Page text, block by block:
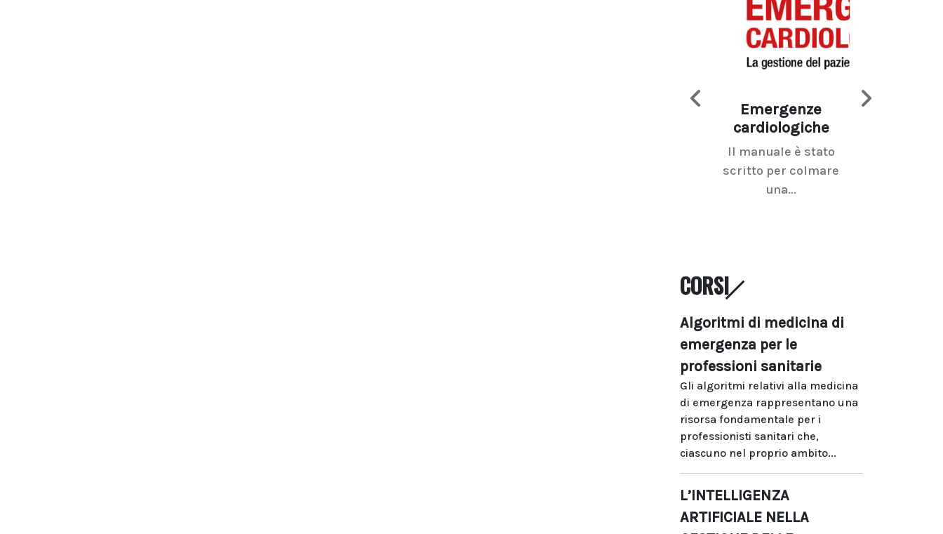
Emergenze
cardiologiche
Il manuale è stato
scritto per colmare
una...
CORSI
Algoritmi di medicina di
emergenza per le
professioni sanitarie
Gli algoritmi relativi alla medicina
di emergenza rappresentano una
risorsa fondamentale per i
professionisti sanitari che,
ciascuno nel proprio ambito...
L’INTELLIGENZA
ARTIFICIALE NELLA